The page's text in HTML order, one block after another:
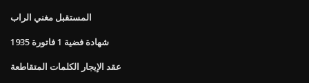
المستقبل مغني الراب
شهادة فضية 1 فاتورة 1935
عقد الإيجار الكلمات المتقاطعة